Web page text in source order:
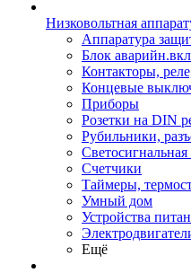
Низковольтная
Аппаратура
Блок
Контакторы,
Концевые
Приборы
Розетки на DIN
Рубильники,
Счетчики
Таймеры,
Умный дом
Устройства
Ещё